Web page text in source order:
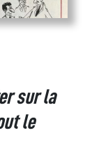
sur la
le